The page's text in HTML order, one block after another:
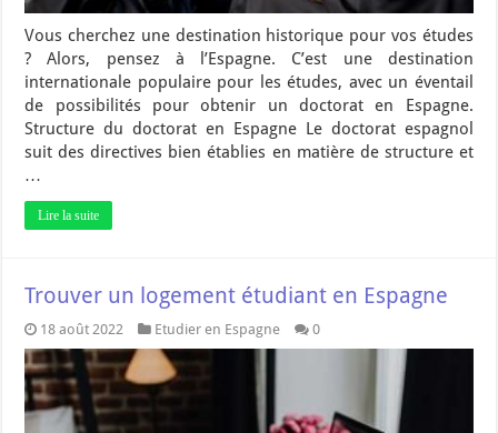
Vous cherchez une destination historique pour vos études
? Alors, pensez à l’Espagne. C’est une destination
internationale populaire pour les études, avec un éventail
de possibilités pour obtenir un doctorat en Espagne.
Structure du doctorat en Espagne Le doctorat espagnol
suit des directives bien établies en matière de structure et
…
Lire la suite
Trouver un logement étudiant en Espagne
18 août 2022 Etudier en Espagne 0